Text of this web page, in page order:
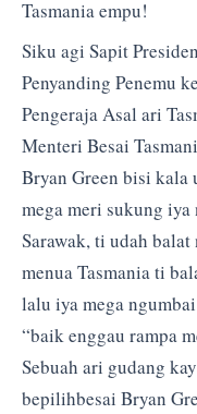
Tasmania empu!
Siku agi Sapit
Penyanding Penemu
Pengeraja Asal ari
Menteri Besai
Bryan Green bisi
mega meri sukung
Sarawak, ti udah
menua Tasmania ti
lalu iya mega
“baik enggau rampa
Sebuah ari gudang
bepilihbesai Bryan